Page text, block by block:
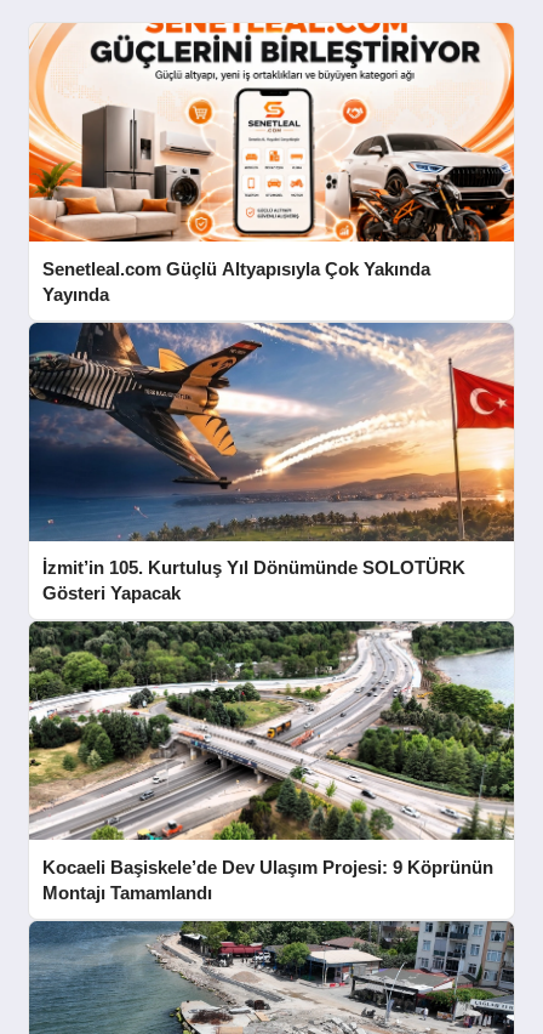
Senetleal.com Güçlü Altyapısıyla Çok Yakında
Yayında
İzmit’in 105. Kurtuluş Yıl Dönümünde SOLOTÜRK
Gösteri Yapacak
Kocaeli Başiskele’de Dev Ulaşım Projesi: 9 Köprünün
Montajı Tamamlandı